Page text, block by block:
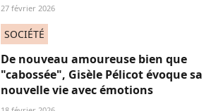
27 février 2026
SOCIÉTÉ
De nouveau amoureuse bien que
"cabossée", Gisèle Pélicot évoque sa
nouvelle vie avec émotions